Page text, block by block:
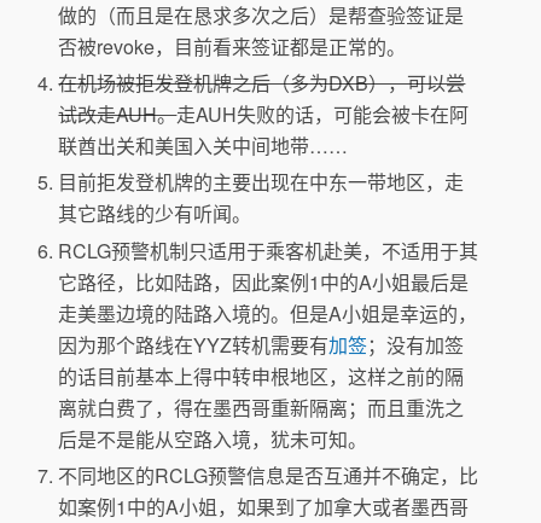
做的（而且是在恳求多次之后）是帮查验签证是
否被revoke，目前看来签证都是正常的。
在机场被拒发登机牌之后（多为DXB），可以尝
试改走AUH。走AUH失败的话，可能会被卡在阿
联酋出关和美国入关中间地带……
目前拒发登机牌的主要出现在中东一带地区，走
其它路线的少有听闻。
RCLG预警机制只适用于乘客机赴美，不适用于其
它路径，比如陆路，因此案例1中的A小姐最后是
走美墨边境的陆路入境的。但是A小姐是幸运的，
因为那个路线在YYZ转机需要有加签；没有加签
的话目前基本上得中转申根地区，这样之前的隔
离就白费了，得在墨西哥重新隔离；而且重洗之
后是不是能从空路入境，犹未可知。
不同地区的RCLG预警信息是否互通并不确定，比
如案例1中的A小姐，如果到了加拿大或者墨西哥